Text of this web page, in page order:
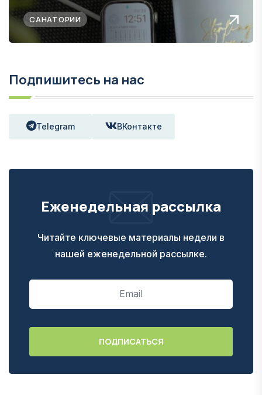
САНАТОРИИ
Подпишитесь на нас
Telegram ВКонтакте
Еженедельная рассылка
Читайте ключевые материалы недели в
нашей еженедельной рассылке.